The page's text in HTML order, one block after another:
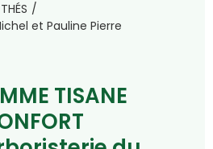
et Pauline Pierre
TISANE